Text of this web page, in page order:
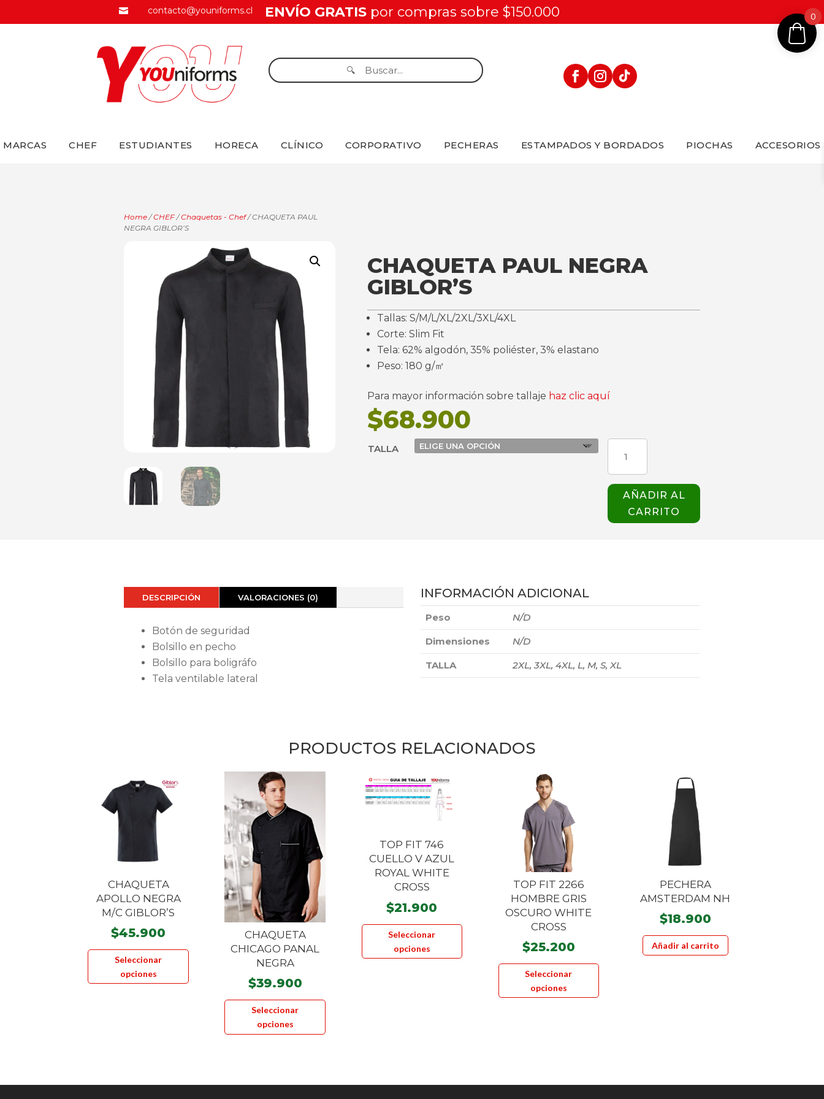
 contacto@youniforms.cl ENVÍO GRATISpor compras sobre $150.000
MARCAS CHEF ESTUDIANTES HORECA CLÍNICO CORPORATIVO PECHERAS ESTAMPADOS Y BORDADOS PIOCHAS ACCESORIOS
Home/CHEF/Chaquetas - Chef/ CHAQUETA PAUL
NEGRA GIBLOR’S
CHAQUETA PAUL NEGRA
GIBLOR’S
Tallas: S/M/L/XL/2XL/3XL/4XL
Corte: Slim Fit
Tela: 62% algodón, 35% poliéster, 3% elastano
Peso: 180 g/㎡
Para mayor información sobre tallaje haz clic aquí
$68.900
TALLA
NEGRA
GIBLOR'S
cantidadAÑADIR AL
CARRITO
DESCRIPCIÓN VALORACIONES (0)
Botón de seguridad
Bolsillo en pecho
Bolsillo para boligráfo
Tela ventilable lateral
INFORMACIÓN ADICIONAL
Peso N/D
Dimensiones N/D
TALLA 2XL, 3XL, 4XL, L, M, S, XL
PRODUCTOS RELACIONADOS
CHAQUETA
APOLLO NEGRA
M/C GIBLOR’S
$45.900
Seleccionar
opciones
Este
tiene
CHAQUETA
CHICAGO PANAL
NEGRA
$39.900
Seleccionar
opciones
Este
tiene
TOP FIT 746
CUELLO V AZUL
ROYAL WHITE
CROSS
$21.900
Seleccionar
opciones
Este
tiene
TOP FIT 2266
HOMBRE GRIS
OSCURO WHITE
CROSS
$25.200
Seleccionar
opciones
Este
tiene
PECHERA
AMSTERDAM NH
$18.900
Añadir al carrito
0